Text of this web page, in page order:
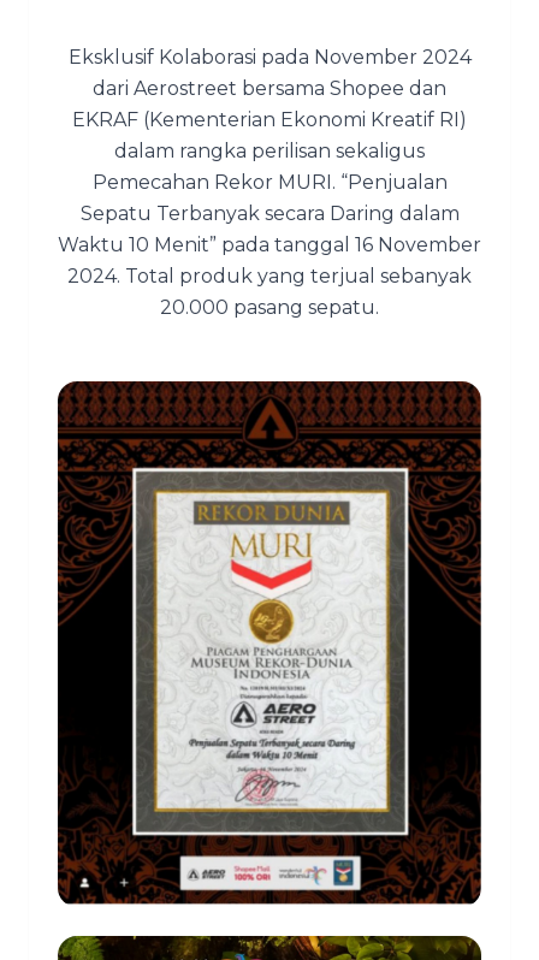
Eksklusif Kolaborasi pada November 2024
dari Aerostreet bersama Shopee dan
EKRAF (Kementerian Ekonomi Kreatif RI)
dalam rangka perilisan sekaligus
Pemecahan Rekor MURI. “Penjualan
Sepatu Terbanyak secara Daring dalam
Waktu 10 Menit” pada tanggal 16 November
2024. Total produk yang terjual sebanyak
20.000 pasang sepatu.